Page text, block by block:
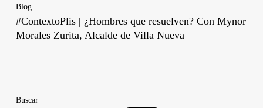
Blog
#ContextoPlis | ¿Hombres que resuelven? Con Mynor
Morales Zurita, Alcalde de Villa Nueva
Buscar